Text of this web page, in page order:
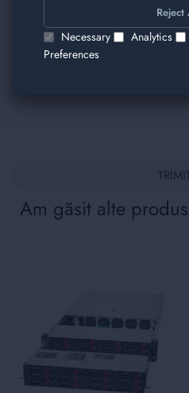
Reject
Necessary Analytics
Preferences
Am găsit alte